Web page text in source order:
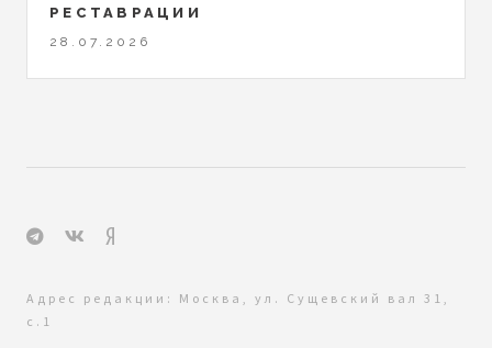
РЕСТАВРАЦИИ
28.07.2026
Адрес редакции: Москва, ул. Сущевский вал 31,
с.1